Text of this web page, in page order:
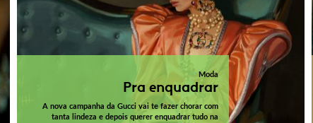
Moda
Pra enquadrar
A nova campanha da Gucci vai te fazer chorar com
tanta lindeza e depois querer enquadrar tudo na